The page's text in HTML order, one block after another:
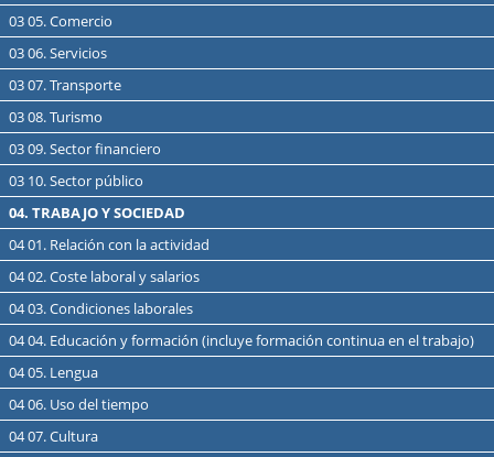
03 05. Comercio
03 06. Servicios
03 07. Transporte
03 08. Turismo
03 09. Sector financiero
03 10. Sector público
04. TRABAJO Y SOCIEDAD
04 01. Relación con la actividad
04 02. Coste laboral y salarios
04 03. Condiciones laborales
04 04. Educación y formación (incluye formación continua en el trabajo)
04 05. Lengua
04 06. Uso del tiempo
04 07. Cultura